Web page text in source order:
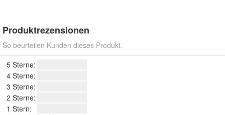
Produktrezensionen
So beurteilen Kunden dieses Produkt.
5 Sterne:
4 Sterne:
3 Sterne:
2 Sterne:
1 Stern: